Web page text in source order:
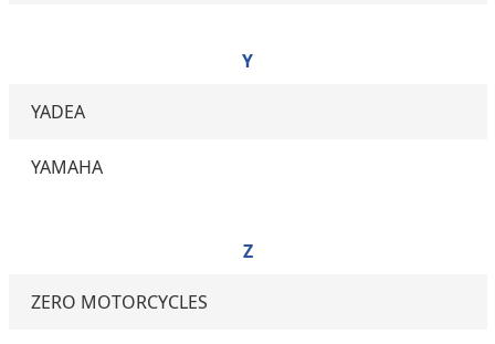
Y
YADEA
YAMAHA
Z
ZERO MOTORCYCLES